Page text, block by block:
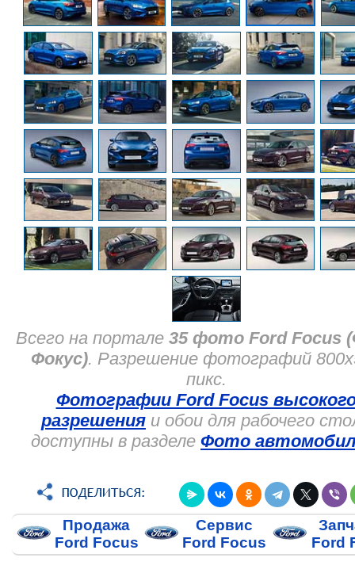
Всего на портале 35 фото Ford Focus
Фокус). Разрешение фотографий
пикс.
Фотографии Ford Focus
разрешения и обои для рабочего
доступны в разделе Фото
Продажа
Ford Focus
Сервис
Ford Focus
Ford